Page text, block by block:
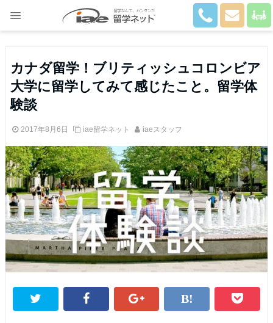
カナダ留学！ブリティッシュコロンビア
大学に留学してみて感じたこと。留学体
験談
2017年8月6日 iae留学ネット iaeスタッフ